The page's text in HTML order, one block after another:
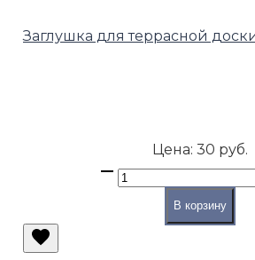
Заглушка для террасной
Цена: 30 руб.
В корзину